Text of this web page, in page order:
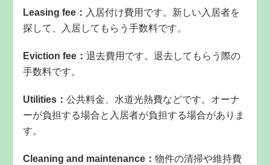
Leasing fee： 入居付け費用です。新しい入居者を
探して、入居してもらう手数料です。
Eviction fee：退去費用です。退去してもらう際の
手数料です。
Utilities：公共料金、水道光熱費などです。オーナ
ーが負担する場合と入居者が負担する場合がありま
す。
Cleaning and maintenance：物件の清掃や維持費